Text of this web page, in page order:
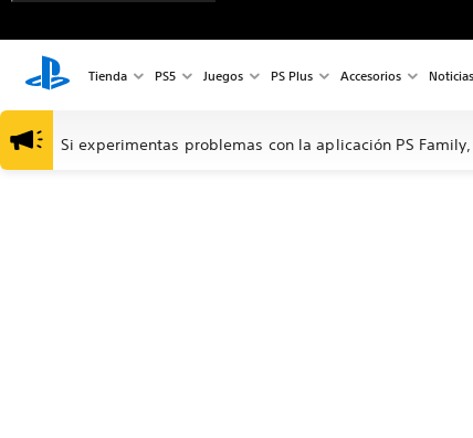
Tienda PS5 Juegos PS Plus Accesorios Noticias
Si experimentas problemas con la aplicación PS